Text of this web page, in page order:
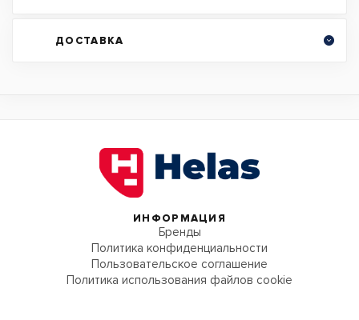
ДОСТАВКА
ИНФОРМАЦИЯ
Бренды
Политика конфиденциальности
Пользовательское соглашение
Политика использования файлов cookie